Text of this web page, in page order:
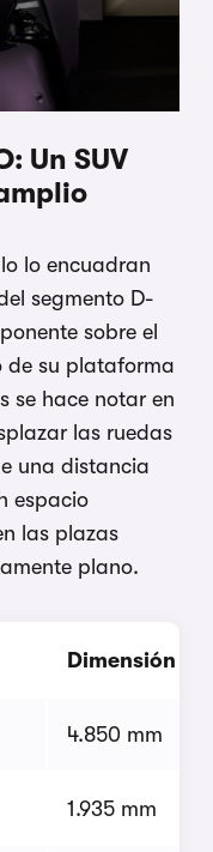
Un SUV
lo encuadran
segmento D-
sobre el
de su plataforma
se hace notar en
las ruedas
una distancia
espacio
las plazas
plano.
Dimensión
4.850 mm
1.935 mm